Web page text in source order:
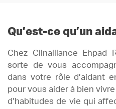
Qu’est-ce qu’un
Chez Clinalliance Ehpad
sorte de vous
dans votre rôle d’aidant
pour vous aider à bien
d’habitudes de vie qui